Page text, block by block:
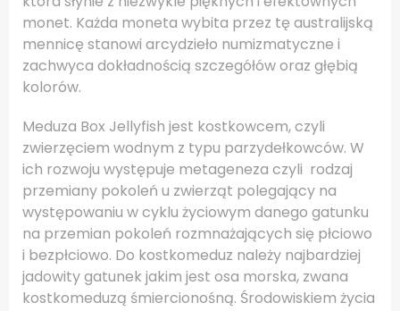
monet. Każda moneta wybita przez tę australijską
mennicę stanowi arcydzieło numizmatyczne i
zachwyca dokładnością szczegółów oraz głębią
kolorów.
Meduza Box Jellyfish jest kostkowcem, czyli
zwierzęciem wodnym z typu parzydełkowców. W
ich rozwoju występuje metageneza czyli rodzaj
przemiany pokoleń u zwierząt polegający na
występowaniu w cyklu życiowym danego gatunku
na przemian pokoleń rozmnażających się płciowo
i bezpłciowo. Do kostkomeduz należy najbardziej
jadowity gatunek jakim jest osa morska, zwana
kostkomeduzą śmiercionośną. Środowiskiem życia